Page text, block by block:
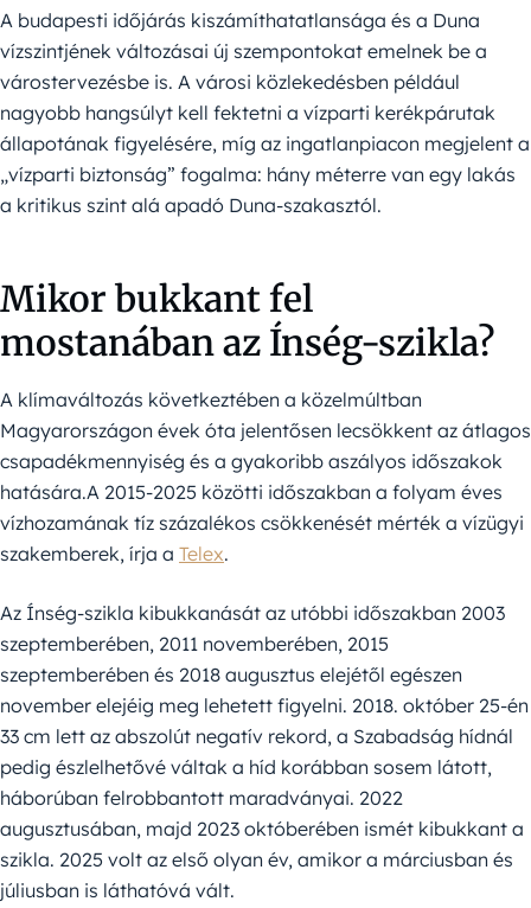
A budapesti időjárás kiszámíthatatlansága és a Duna
vízszintjének változásai új szempontokat emelnek be a
várostervezésbe is. A városi közlekedésben például
nagyobb hangsúlyt kell fektetni a vízparti kerékpárutak
állapotának figyelésére, míg az ingatlanpiacon megjelent a
„vízparti biztonság” fogalma: hány méterre van egy lakás
a kritikus szint alá apadó Duna-szakasztól.
Mikor bukkant fel
mostanában az Ínség-szikla?
A klímaváltozás következtében a közelmúltban
Magyarországon évek óta jelentősen lecsökkent az átlagos
csapadékmennyiség és a gyakoribb aszályos időszakok
hatására.A 2015-2025 közötti időszakban a folyam éves
vízhozamának tíz százalékos csökkenését mérték a vízügyi
szakemberek, írja a Telex.
Az Ínség-szikla kibukkanását az utóbbi időszakban 2003
szeptemberében, 2011 novemberében, 2015
szeptemberében és 2018 augusztus elejétől egészen
november elejéig meg lehetett figyelni. 2018. október 25-én
33 cm lett az abszolút negatív rekord, a Szabadság hídnál
pedig észlelhetővé váltak a híd korábban sosem látott,
háborúban felrobbantott maradványai. 2022
augusztusában, majd 2023 októberében ismét kibukkant a
szikla. 2025 volt az első olyan év, amikor a márciusban és
júliusban is láthatóvá vált.